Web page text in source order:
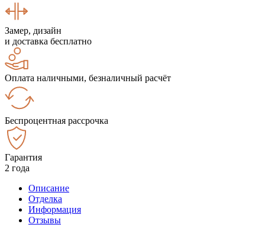
Замер, дизайн
и доставка бесплатно
Оплата наличными, безналичный расчёт
Беспроцентная рассрочка
Гарантия
2 года
Описание
Отделка
Информация
Отзывы